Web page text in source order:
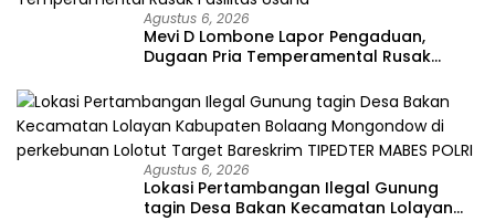
Agustus 6, 2026
Mevi D Lombone Lapor Pengaduan,
Dugaan Pria Temperamental Rusak
Agustus 6, 2026
Lokasi Pertambangan Ilegal Gunung
tagin Desa Bakan Kecamatan Lolayan